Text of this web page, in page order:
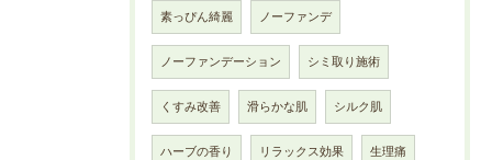
素っぴん綺麗 ノーファンデ
ノーファンデーション シミ取り施術
くすみ改善 滑らかな肌 シルク肌
ハーブの香り リラックス効果 生理痛